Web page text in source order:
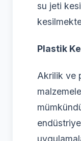
su jeti
Plastik
Akrilik ve